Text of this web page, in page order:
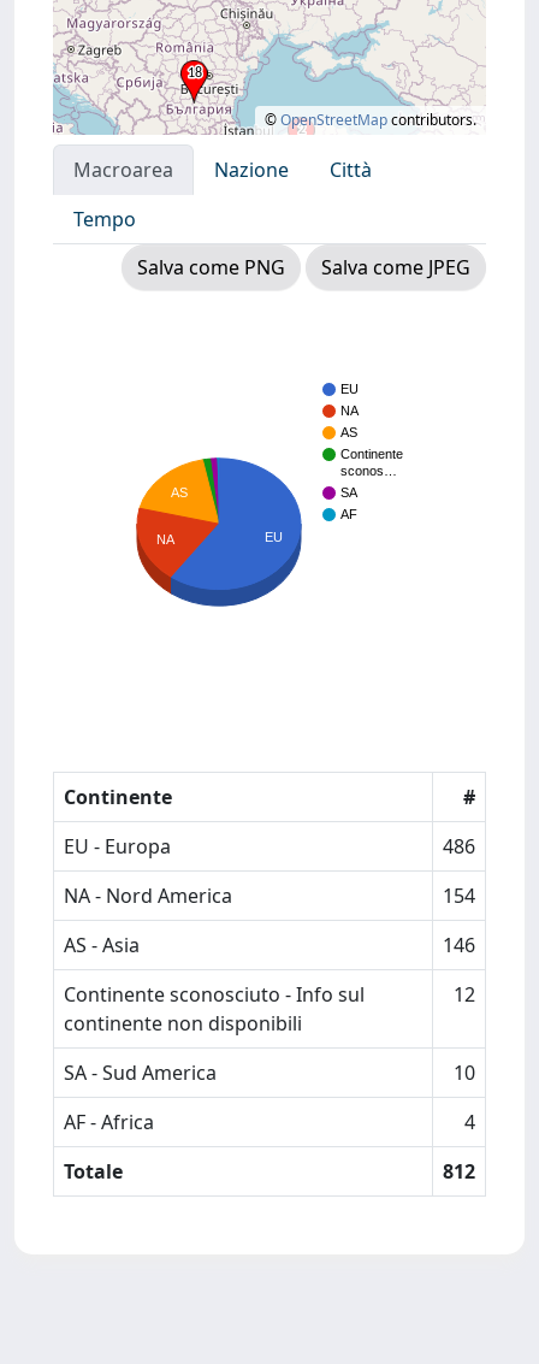
©OpenStreetMapcontributors.
Macroarea Nazione
Città
Tempo
Salva come PNG
Salva come JPEG
EU
NA
AS
Continente
sconos…
SA
AF
AS
NA EU
Continente
#
EU - Europa
486
NA - Nord America
154
AS - Asia
146
Continente sconosciuto - Info sul
continente non disponibili
12
SA - Sud America
10
AF - Africa
4
Totale
812